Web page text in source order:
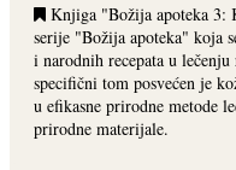
Knjiga "Božija apoteka 3:
serije "Božija apoteka" koja
i narodnih recepata u
specifični tom posvećen je
u efikasne prirodne metode
prirodne materijale.